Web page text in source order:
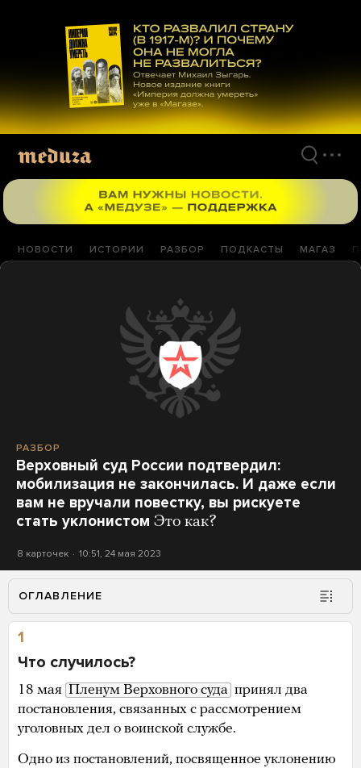
материалам
НОВОСТИ ИСТОРИИ РАЗБОР ПОДКАСТЫ МАГАЗ
РАЗБОР
Верховный суд России подтвердил:
мобилизация не закончилась. И даже если
вам не вручали повестку, вы рискуете
стать уклонистом Это как?
8 карточек 10:51, 24 мая 2023
ОГЛАВЛЕНИЕ
1
Что случилось?
18 мая Пленум Верховного суда принял два
постановления, связанных с рассмотрением
уголовных дел о воинской службе.
Одно из постановлений, посвященное уклонению